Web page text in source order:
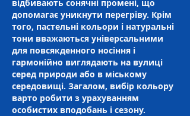
відбивають сонячні промені, що
допомагає уникнути перегріву. Крім
того, пастельні кольори і натуральні
тони вважаються універсальними
для повсякденного носіння і
гармонійно виглядають на вулиці
серед природи або в міському
середовищі. Загалом, вибір кольору
варто робити з урахуванням
особистих вподобань і сезону.